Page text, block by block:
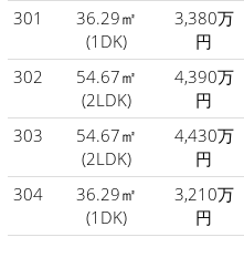
301
36.29㎡
(1DK)
3,380万
円
302
54.67㎡
(2LDK)
4,390万
円
303
54.67㎡
(2LDK)
4,430万
円
304
36.29㎡
(1DK)
3,210万
円